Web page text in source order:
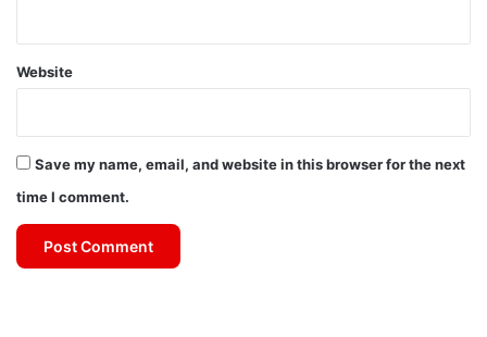
Website
Save my name, email, and website in this browser for the next
time I comment.